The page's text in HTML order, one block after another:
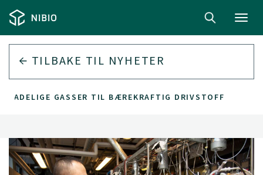
TILBAKE TIL NYHETER
GASSER TIL BÆREKRAFTIG DRIVSTOFF